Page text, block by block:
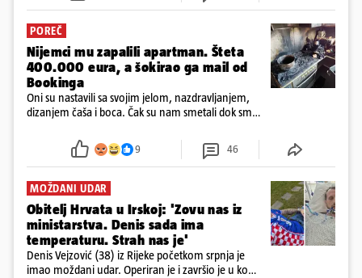
POREČ
Nijemci mu zapalili apartman. Šteta
400.000 eura, a šokirao ga mail od
Bookinga
Oni su nastavili sa svojim jelom, nazdravljanjem,
dizanjem čaša i boca. Čak su nam smetali dok smo
požar, rekao je vlasnik
9 46
MOŽDANI UDAR
Obitelj Hrvata u Irskoj: 'Zovu nas iz
ministarstva. Denis sada ima
temperaturu. Strah nas je'
Denis Vejzović (38) iz Rijeke početkom srpnja je
imao moždani udar. Operiran je i završio je u komi.